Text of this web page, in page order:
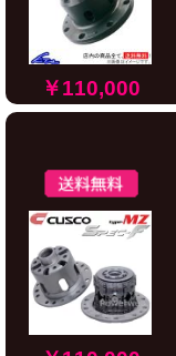
￥110,000